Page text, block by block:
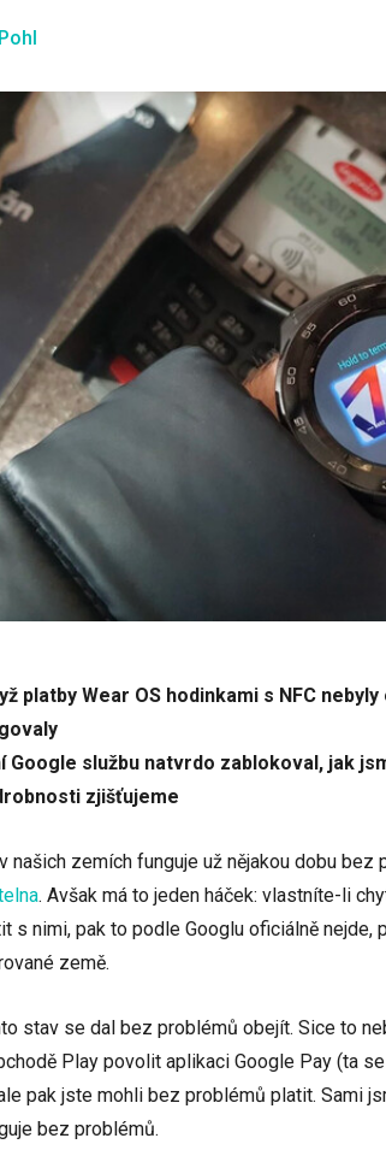
platby Wear OS hodinkami s NFC
Google službu natvrdo zablokoval, jak
zjišťujeme
našich zemích funguje už nějakou dobu
. Avšak má to jeden háček: vlastníte-li
s nimi, pak to podle Googlu oficiálně nejde,
země.
stav se dal bez problémů obejít. Sice to
Play povolit aplikaci Google Pay (ta
pak jste mohli bez problémů platit. Sami
bez problémů.